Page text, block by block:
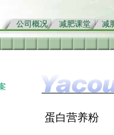
公司概况 减肥课堂 减
蛋白营养粉